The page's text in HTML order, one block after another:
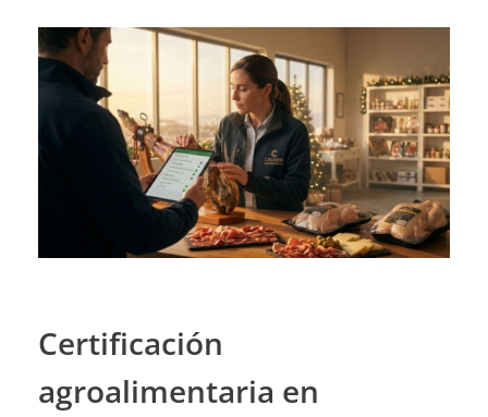
Certificación
agroalimentaria en